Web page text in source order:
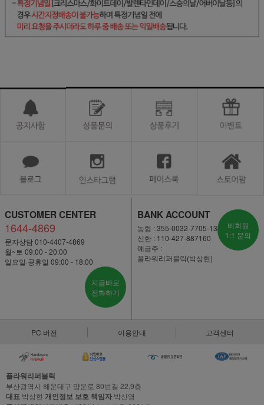
CUSTOMER CENTER
1644-4869
문자상담 010-4407-4869
월~토 09:00 - 20:00
일요일·공휴일 09:00 - 18:00
지금바로
전화하기
BANK ACCOUNT
농협 : 355-0032-7705-13
신한 : 110-427-887160
예금주 :
플라워리퍼블릭(박상현)
비회원
1:1 문의
PC 버전 이용안내 고객센터
플라워리퍼블릭
부산광역시 해운대구 양운로 80번길 22,9층
대표 박상현 개인정보 보호 책임자 박신영